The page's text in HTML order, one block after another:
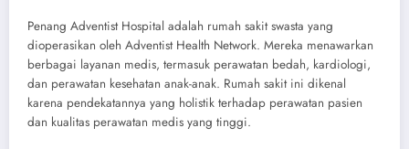
Penang Adventist Hospital adalah rumah sakit swasta yang
dioperasikan oleh Adventist Health Network. Mereka menawarkan
berbagai layanan medis, termasuk perawatan bedah, kardiologi,
dan perawatan kesehatan anak-anak. Rumah sakit ini dikenal
karena pendekatannya yang holistik terhadap perawatan pasien
dan kualitas perawatan medis yang tinggi.